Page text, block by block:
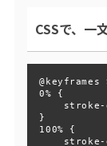
CSSで、一
@keyframes
0% {
}
100% {